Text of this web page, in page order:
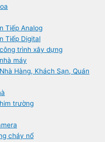
Tiếp Analog
Tiếp Digital
trình xây dựng
máy
Hàng, Khách Sạn, Quán
trường
cháy nổ